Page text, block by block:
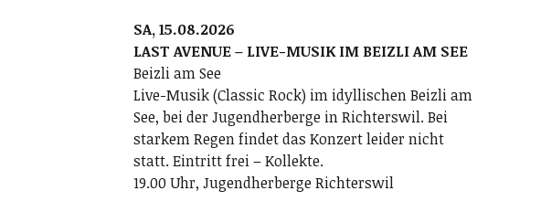
SA, 15.08.2026
LAST AVENUE – LIVE-MUSIK IM BEIZLI AM SEE
Beizli am See
Live-Musik (Classic Rock) im idyllischen Beizli am
See, bei der Jugendherberge in Richterswil. Bei
starkem Regen findet das Konzert leider nicht
statt. Eintritt frei – Kollekte.
19.00 Uhr, Jugendherberge Richterswil